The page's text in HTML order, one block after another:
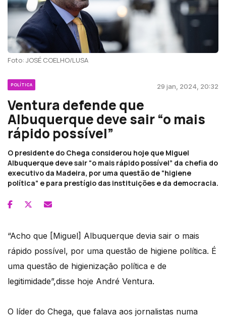
Foto: JOSÉ COELHO/LUSA
POLÍTICA 29 jan, 2024, 20:32
Ventura defende que
Albuquerque deve sair “o mais
rápido possível”
O presidente do Chega considerou hoje que Miguel
Albuquerque deve sair “o mais rápido possível” da chefia do
executivo da Madeira, por uma questão de “higiene
política” e para prestígio das instituições e da democracia.
“Acho que [Miguel] Albuquerque devia sair o mais
rápido possível, por uma questão de higiene política. É
uma questão de higienização política e de
legitimidade”,disse hoje André Ventura.
O líder do Chega, que falava aos jornalistas numa